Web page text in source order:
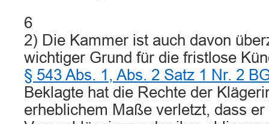
6
2) Die Kammer ist auch davon
wichtiger Grund für die fristlose
§ 543 Abs. 1, Abs. 2 Satz 1 Nr. 2
Beklagte hat die Rechte der
erheblichem Maße verletzt, dass